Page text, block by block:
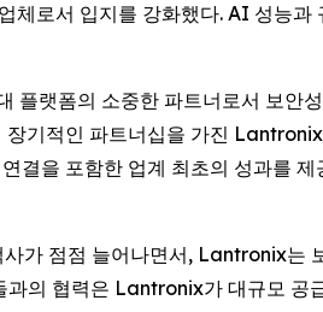
로서 입지를 강화했다. AI 성능
랫폼의 소중한 파트너로서 보안
기적인 파트너십을 가진
을 포함한 업계 최초의 성과를 제
점점 늘어나면서, Lantronix는
의 협력은 Lantronix가 대규모 공